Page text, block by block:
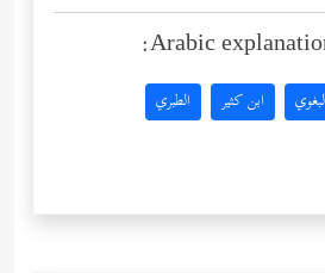
Arabic
ابن كثير الطبري